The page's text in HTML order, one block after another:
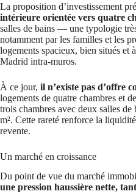
La proposition d’investissement
intérieure orientée vers quatre
salles de bains — une typologie
notamment par les familles et les
logements spacieux, bien situés et
Madrid intra-muros.
À ce jour, il n’existe pas d’offre
logements de quatre chambres et
trois chambres avec deux salles
m². Cette rareté renforce la
revente.
Un marché en croissance
Du point de vue du marché
une pression haussière nette,